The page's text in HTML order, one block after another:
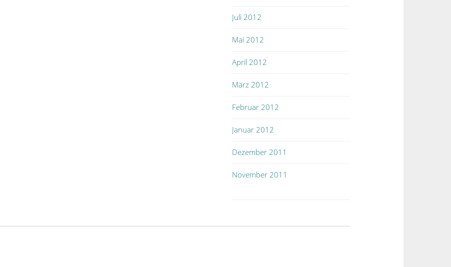
Juli 2012
Mai 2012
April 2012
März 2012
Februar 2012
Januar 2012
Dezember 2011
November 2011